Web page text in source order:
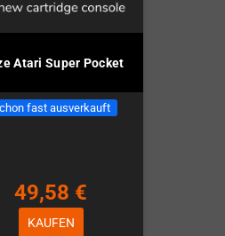
Atari Super Pocket
fast ausverkauft
49,58 €
KAUFEN